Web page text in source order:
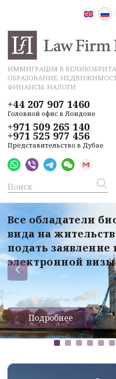
ИММИГРАЦИЯ В
ОБРАЗОВАНИЕ,
ФИНАНСЫ, НАЛОГИ
+44 207 907 1460
Головной офис в Лондоне
+971 509 265 140
+971 525 977 456
Представительство в Дубае
Все обладатели
вида на
подать заявление
электронной визы
Подробнее